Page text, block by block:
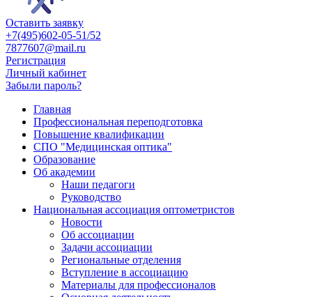
Оставить заявку
+7(495)602-05-51/52
7877607@mail.ru
Регистрация
Личный кабинет
Забыли пароль?
Главная
Профессиональная переподготовка
Повышение квалификации
СПО "Медицинская оптика"
Образование
Об академии
Наши педагоги
Руководство
Национальная ассоциация оптометристов
Новости
Об ассоциации
Задачи ассоциации
Региональные отделения
Вступление в ассоциацию
Материалы для профессионалов